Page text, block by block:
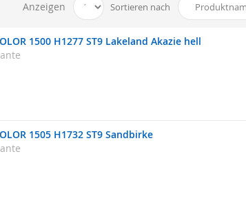
Anzeigen Sortieren nach
1500 H1277 ST9 Lakeland Akazie hell
1505 H1732 ST9 Sandbirke